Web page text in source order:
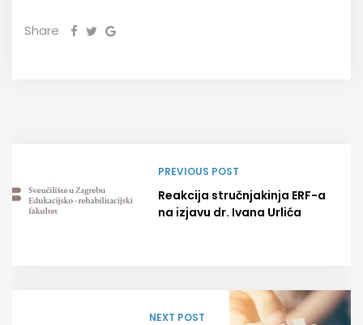
Share
PREVIOUS POST
Reakcija stručnjakinja ERF-a
na izjavu dr. Ivana Urlića
NEXT POST